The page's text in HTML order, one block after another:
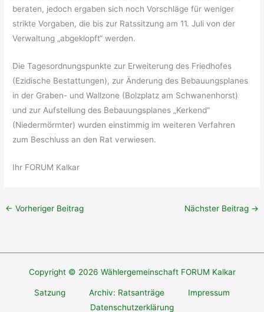
beraten, jedoch ergaben sich noch Vorschläge für weniger
strikte Vorgaben, die bis zur Ratssitzung am 11. Juli von der
Verwaltung „abgeklopft“ werden.
Die Tagesordnungspunkte zur Erweiterung des Friedhofes
(Ezidische Bestattungen), zur Änderung des Bebauungsplanes
in der Graben- und Wallzone (Bolzplatz am Schwanenhorst)
und zur Aufstellung des Bebauungsplanes „Kerkend“
(Niedermörmter) wurden einstimmig im weiteren Verfahren
zum Beschluss an den Rat verwiesen.
Ihr FORUM Kalkar
← Vorheriger Beitrag Nächster Beitrag →
Copyright © 2026 Wählergemeinschaft FORUM Kalkar
Satzung Archiv: Ratsanträge
Impressum
Datenschutzerklärung